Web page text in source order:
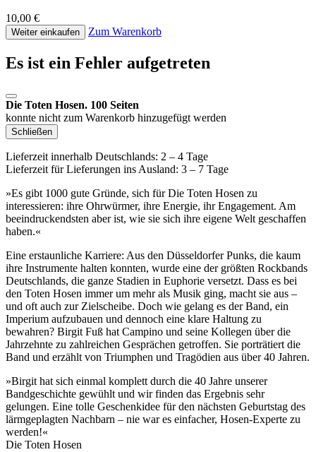
10,00 €
Weiter einkaufen Zum Warenkorb
Es ist ein Fehler aufgetreten
Die Toten Hosen. 100 Seiten
konnte nicht zum Warenkorb hinzugefügt werden
Schließen
Lieferzeit innerhalb Deutschlands: 2 – 4 Tage
Lieferzeit für Lieferungen ins Ausland: 3 – 7 Tage
»Es gibt 1000 gute Gründe, sich für Die Toten Hosen zu
interessieren: ihre Ohrwürmer, ihre Energie, ihr Engagement. Am
beeindruckendsten aber ist, wie sie sich ihre eigene Welt geschaffen
haben.«
Eine erstaunliche Karriere: Aus den Düsseldorfer Punks, die kaum
ihre Instrumente halten konnten, wurde eine der größten Rockbands
Deutschlands, die ganze Stadien in Euphorie versetzt. Dass es bei
den Toten Hosen immer um mehr als Musik ging, macht sie aus –
und oft auch zur Zielscheibe. Doch wie gelang es der Band, ein
Imperium aufzubauen und dennoch eine klare Haltung zu
bewahren? Birgit Fuß hat Campino und seine Kollegen über die
Jahrzehnte zu zahlreichen Gesprächen getroffen. Sie porträtiert die
Band und erzählt von Triumphen und Tragödien aus über 40 Jahren.
»Birgit hat sich einmal komplett durch die 40 Jahre unserer
Bandgeschichte gewühlt und wir finden das Ergebnis sehr
gelungen. Eine tolle Geschenkidee für den nächsten Geburtstag des
lärmgeplagten Nachbarn – nie war es einfacher, Hosen-Experte zu
werden!«
Die Toten Hosen